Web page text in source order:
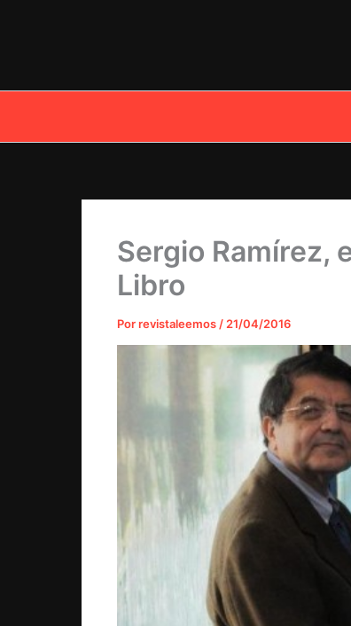
Sergio Ramírez,
Libro
Porrevistaleemos / 21/04/2016